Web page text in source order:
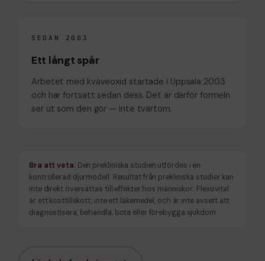
SEDAN 2003
Ett långt spår
Arbetet med kväveoxid startade i Uppsala 2003
och har fortsatt sedan dess. Det är därför formeln
ser ut som den gör — inte tvärtom.
Bra att veta:Den prekliniska studien utfördes i en
kontrollerad djurmodell. Resultat från prekliniska studier kan
inte direkt översättas till effekter hos människor. Flexovital
är ett kosttillskott, inte ett läkemedel, och är inte avsett att
diagnostisera, behandla, bota eller förebygga sjukdom.